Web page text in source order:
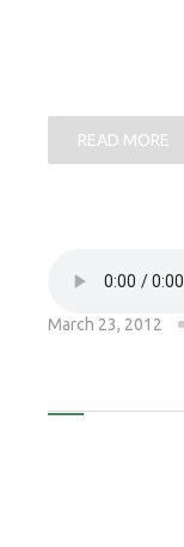
READ MORE
March 23, 2012